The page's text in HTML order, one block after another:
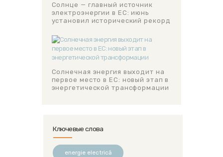
Солнце — главный источник
электроэнергии в ЕС: июнь
установил исторический рекорд
Солнечная энергия выходит на
первое место в ЕС: новый этап в
энергетической трансформации
Ключевые слова
energie electrică